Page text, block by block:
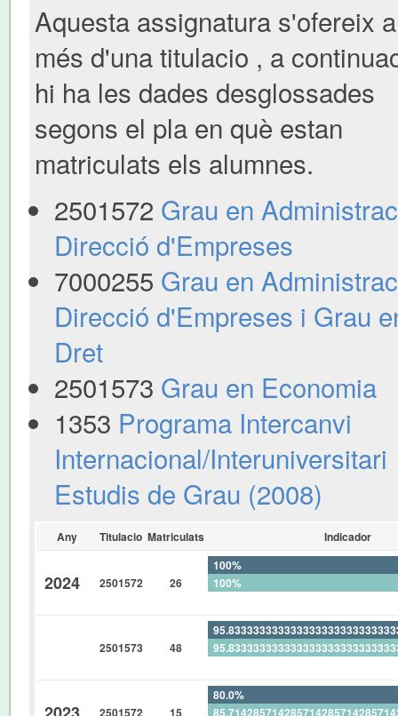
Aquesta assignatura s'ofereix a
més d'una titulacio , a
hi ha les dades desglossades
segons el pla en què estan
matriculats els alumnes.
2501572 Grau en
Direcció d'Empreses
7000255 Grau en
Direcció d'Empreses i Grau
Dret
2501573 Grau en Economia
1353 Programa Intercanvi
Internacional/Interuniversitari
Estudis de Grau (2008)
Any Titulacio Matriculats Indicador
2024 2501572 26
100%
100%
2501573 48
2501572 15
80.0%